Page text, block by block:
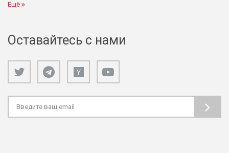
Ещё
Оставайтесь с нами